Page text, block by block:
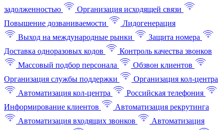
задолженностью
Организация исходящей связи
Повышение дозваниваемости
Лидогенерация
Выход на международные рынки
Защита номера
Доставка одноразовых кодов
Контроль качества звонков
Массовый подбор персонала
Обзвон клиентов
Организация службы поддержки
Организация кол-центра
Автоматизация кол-центра
Российская телефония
Информирование клиентов
Автоматизация рекрутинга
Автоматизация входящих звонков
Автоматизация